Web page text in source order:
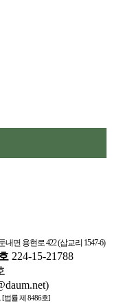
내면 용현로 422 (삽교리 1547-6)
224-15-21788
법률 제 8486호]